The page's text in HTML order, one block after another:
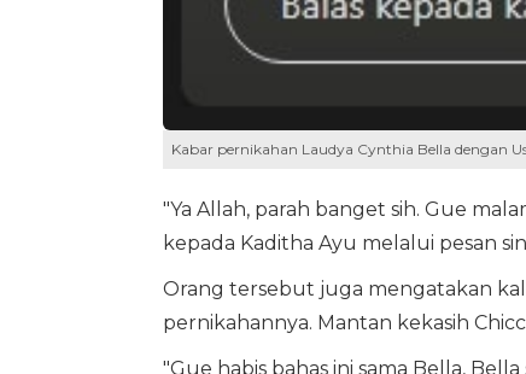
Kabar pernikahan Laudya Cynthia Bella dengan
"Ya Allah, parah banget sih. Gue
kepada Kaditha Ayu melalui pesan
Orang tersebut juga mengatakan
pernikahannya. Mantan kekasih
"Gue habis bahas ini sama Bella,